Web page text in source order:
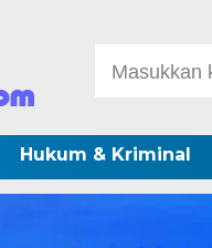
Hukum & Kriminal